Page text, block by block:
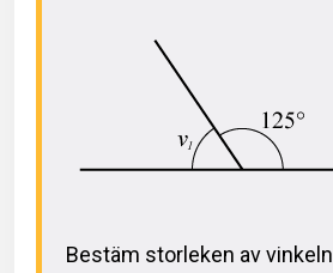
Bestäm storleken av vinkeln